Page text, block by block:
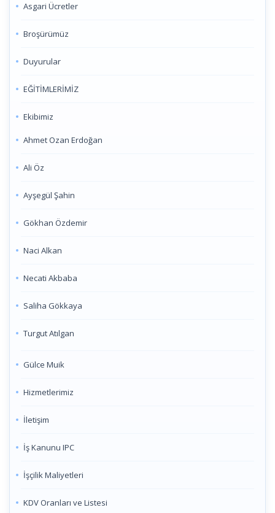
Asgari Ücretler
Broşürümüz
Duyurular
EĞİTİMLERİMİZ
Ekibimiz
Ahmet Ozan Erdoğan
Ali Öz
Ayşegül Şahin
Gökhan Özdemir
Naci Alkan
Necati Akbaba
Saliha Gökkaya
Turgut Atılgan
Gülce Muik
Hizmetlerimiz
İletişim
İş Kanunu IPC
İşçilik Maliyetleri
KDV Oranları ve Listesi